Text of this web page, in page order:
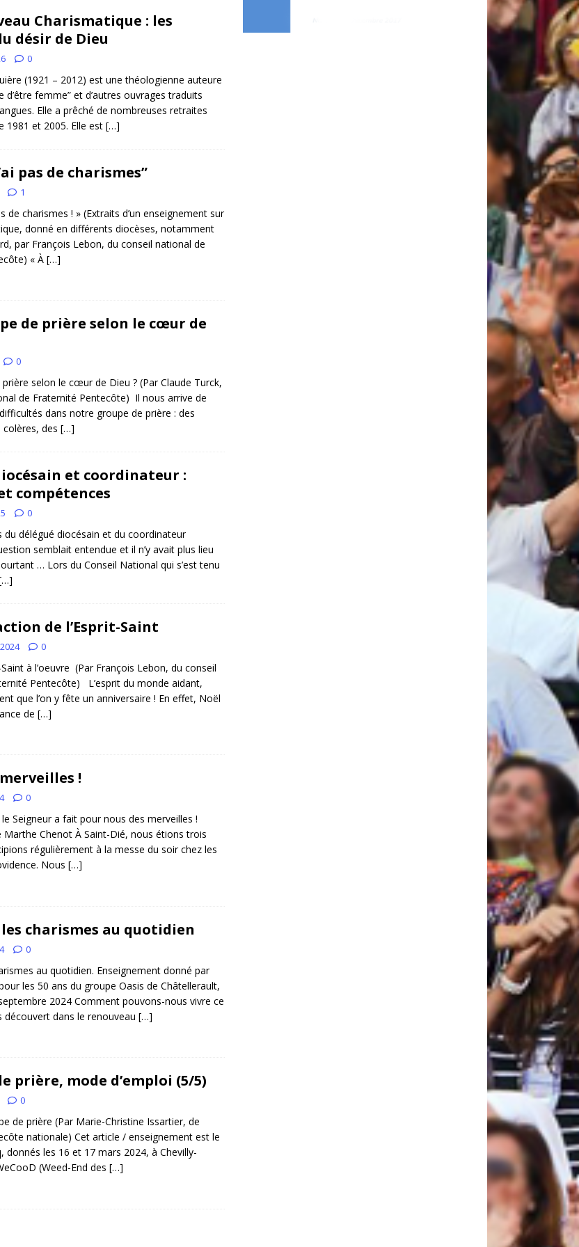
Charismatique : les
désir de Dieu
0
(1921 – 2012) est une théologienne auteure
d’être femme” et d’autres ouvrages traduits
Elle a prêché de nombreuses retraites
1981 et 2005. Elle est […]
pas de charismes”
1
de charismes ! » (Extraits d’un enseignement sur
donné en différents diocèses, notamment
par François Lebon, du conseil national de
« À […]
de prière selon le cœur de
0
selon le cœur de Dieu ? (Par Claude Turck,
de Fraternité Pentecôte) Il nous arrive de
dans notre groupe de prière : des
des […]
et coordinateur :
compétences
0
du délégué diocésain et du coordinateur
semblait entendue et il n’y avait plus lieu
… Lors du Conseil National qui s’est tenu
de l’Esprit-Saint
0
à l’oeuvre (Par François Lebon, du conseil
Pentecôte) L’esprit du monde aidant,
que l’on y fête un anniversaire ! En effet, Noël
de […]
!
0
Seigneur a fait pour nous des merveilles !
Marthe Chenot À Saint-Dié, nous étions trois
régulièrement à la messe du soir chez les
Nous […]
charismes au quotidien
0
au quotidien. Enseignement donné par
les 50 ans du groupe Oasis de Châtellerault,
2024 Comment pouvons-nous vivre ce
découvert dans le renouveau […]
prière, mode d’emploi (5/5)
0
de prière (Par Marie-Christine Issartier, de
nationale) Cet article / enseignement est le
donnés les 16 et 17 mars 2024, à Chevilly-
(Weed-End des […]